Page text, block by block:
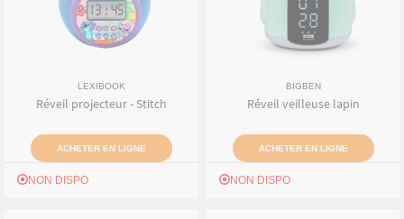
LEXIBOOK
Réveil projecteur - Stitch
ACHETER EN LIGNE
NON DISPO
BIGBEN
Réveil veilleuse lapin
ACHETER EN LIGNE
NON DISPO